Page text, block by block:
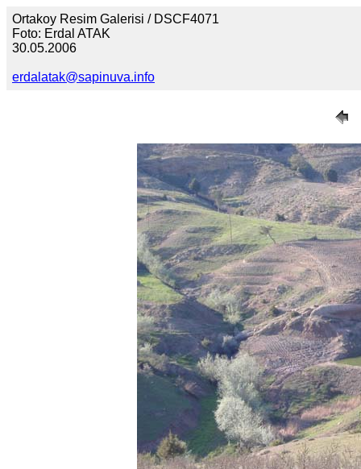
Ortakoy Resim Galerisi / DSCF4071
Foto: Erdal ATAK
30.05.2006
erdalatak@sapinuva.info